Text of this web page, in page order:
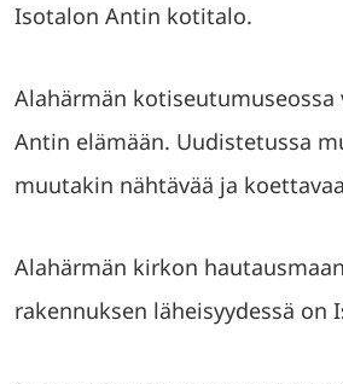
Isotalon Antin kotitalo.
Alahärmän
Antin elämään. Uudistetussa
muutakin nähtävää ja
Alahärmän kirkon
rakennuksen läheisyydessä on